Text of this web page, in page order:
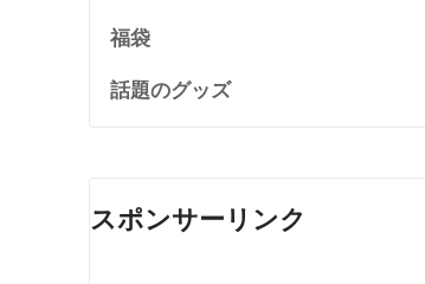
福袋
話題のグッズ
スポンサーリンク